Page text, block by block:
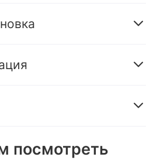
посмотреть